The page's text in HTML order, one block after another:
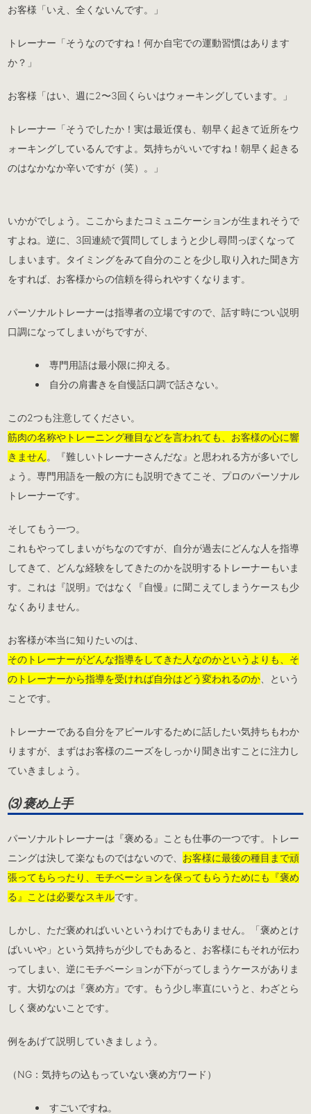
お客様「いえ、全くないんです。」
トレーナー「そうなのですね！何か自宅での運動習慣はあります
か？」
お客様「はい、週に2〜3回くらいはウォーキングしています。」
トレーナー「そうでしたか！実は最近僕も、朝早く起きて近所をウ
ォーキングしているんですよ。気持ちがいいですね！朝早く起きる
のはなかなか辛いですが（笑）。」
いかがでしょう。ここからまたコミュニケーションが生まれそうで
すよね。逆に、3回連続で質問してしまうと少し尋問っぽくなって
しまいます。タイミングをみて自分のことを少し取り入れた聞き方
をすれば、お客様からの信頼を得られやすくなります。
パーソナルトレーナーは指導者の立場ですので、話す時につい説明
口調になってしまいがちですが、
専門用語は最小限に抑える。
自分の肩書きを自慢話口調で話さない。
この2つも注意してください。
筋肉の名称やトレーニング種目などを言われても、お客様の心に響
きません。『難しいトレーナーさんだな』と思われる方が多いでし
ょう。専門用語を一般の方にも説明できてこそ、プロのパーソナル
トレーナーです。
そしてもう一つ。
これもやってしまいがちなのですが、自分が過去にどんな人を指導
してきて、どんな経験をしてきたのかを説明するトレーナーもいま
す。これは『説明』ではなく『自慢』に聞こえてしまうケースも少
なくありません。
お客様が本当に知りたいのは、
そのトレーナーがどんな指導をしてきた人なのかというよりも、そ
のトレーナーから指導を受ければ自分はどう変われるのか 、という
ことです。
トレーナーである自分をアピールするために話したい気持ちもわか
りますが、まずはお客様のニーズをしっかり聞き出すことに注力し
ていきましょう。
⑶ 褒め上手
パーソナルトレーナーは『褒める』ことも仕事の一つです。トレー
ニングは決して楽なものではないので、 お客様に最後の種目まで頑
張ってもらったり、モチベーションを保ってもらうためにも『褒め
る』ことは必要なスキルです。
しかし、ただ褒めればいいというわけでもありません。「褒めとけ
ばいいや」という気持ちが少しでもあると、お客様にもそれが伝わ
ってしまい、逆にモチベーションが下がってしまうケースがありま
す。大切なのは『褒め方』です。もう少し率直にいうと、わざとら
しく褒めないことです。
例をあげて説明していきましょう。
（NG：気持ちの込もっていない褒め方ワード）
すごいですね。